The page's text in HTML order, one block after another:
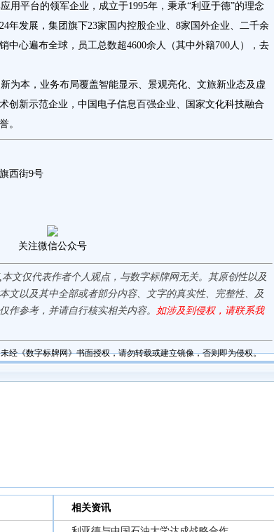
平台的领军企业，成立于1995年，秉承“利亚于德”的理念
年发展，集团旗下23家国内控股企业、8家国外企业、二千余
中心遍布全球，员工总数超4600余人（其中外籍700人），去
为本，业务布局覆盖智能显示、景观亮化、文旅新业态及虚
创新示范企业，中国电子信息百强企业、国家文化科技融合
。
西街9号
关注微信公众号
文仅代表作者个人观点，与数字标牌网无关。其原创性以及
文以及其中全部或者部分内容、文字的真实性、完整性、及
作参考，并请自行核实相关内容。
如涉及到侵权，请联系我
经《数字标牌网》书面授权，请勿转载或建立镜像，否则即为侵权。
相关资讯